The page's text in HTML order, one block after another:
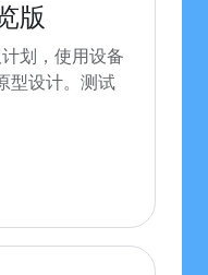
版
划，使用设备
型设计。测试